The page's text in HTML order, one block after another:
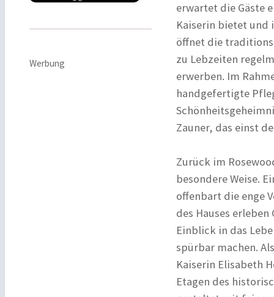
Werbung
erwartet die Gäste
Kaiserin bietet und
öffnet die
zu Lebzeiten
erwerben. Im
handgefertigte
Zauner, das einst
Zurück im
besondere Weise.
offenbart die enge
des Hauses
Einblick in das
spürbar machen.
Kaiserin Elisabeth
Etagen des